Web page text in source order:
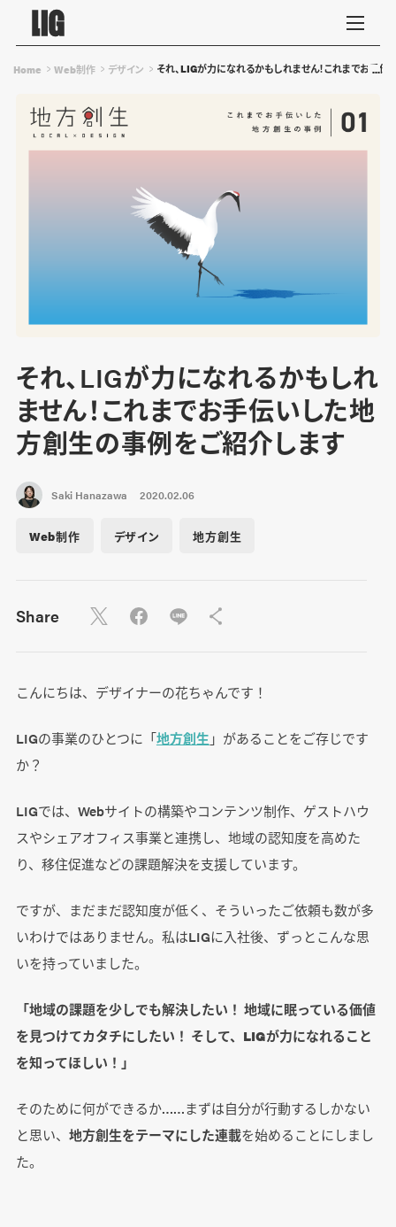
Home Web制作 デザイン それ、LIGが力になれるかもしれません！これまでお手
それ、LIGが力になれるかもしれ
ません！これまでお手伝いした地
方創生の事例をご紹介します
Saki Hanazawa 2020.02.06
Web制作 デザイン 地方創生
Share
こんにちは、デザイナーの花ちゃんです！
LIGの事業のひとつに「地方創生 」があることをご存じです
か？
LIGでは、Webサイトの構築やコンテンツ制作、ゲストハウ
スやシェアオフィス事業と連携し、地域の認知度を高めた
り、移住促進などの課題解決を支援しています。
ですが、まだまだ認知度が低く、そういったご依頼も数が多
いわけではありません。私はLIGに入社後、ずっとこんな思
いを持っていました。
「地域の課題を少しでも解決したい！ 地域に眠っている価値
を見つけてカタチにしたい！ そして、LIGが力になれること
を知ってほしい！」
そのために何ができるか……まずは自分が行動するしかない
と思い、 地方創生をテーマにした連載を始めることにしまし
た。